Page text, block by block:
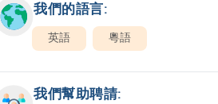
我們的語言:
英語 粵語
我們幫助聘請: